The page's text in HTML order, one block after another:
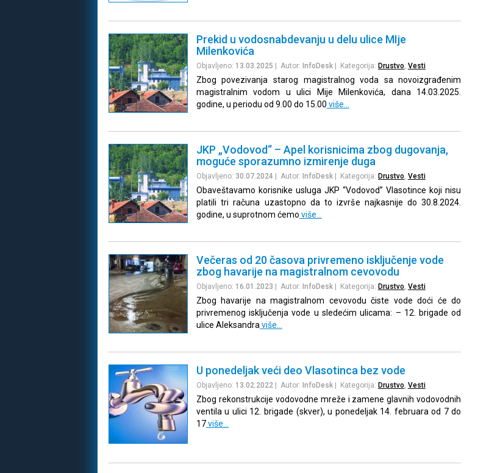
Prekid u vodosnabdevanju u delu ulice MIje
Milenkovića
Objavljeno: 13.03.2025 | Autor: InfoDesk| Kategorija: Drustvo, Vesti
Zbog povezivanja starog magistralnog voda sa novoizgrađenim
magistralnim vodom u ulici Mije Milenkovića, dana 14.03.2025.
godine, u periodu od 9.00 do 15.00 više…
JKP „Vodovod“ – Apel korisnicima zbog dugovanja,
moguće sporazumno izmirenje duga
Objavljeno: 30.07.2024 | Autor: InfoDesk| Kategorija: Drustvo, Vesti
Obaveštavamo korisnike usluga JKP “Vodovod” Vlasotince koji nisu
platili tri računa uzastopno da to izvrše najkasnije do 30.8.2024.
godine, u suprotnom ćemo više…
Večeras od 20 časova privremeno isključenje vode
zbog havarije na magistralnom cevovodu
Objavljeno: 16.01.2023 | Autor: InfoDesk| Kategorija: Drustvo, Vesti
Zbog havarije na magistralnom cevovodu čiste vode doći će do
privremenog isključenja vode u sledećim ulicama: – 12. brigade od
ulice Aleksandraviše…
U ponedeljak veći deo Vlasotinca bez vode
Objavljeno: 13.02.2022| Autor: InfoDesk| Kategorija: Drustvo, Vesti
Zbog rekonstrukcije vodovodne mreže i zamene glavnih vodovodnih
ventila u ulici 12. brigade (skver), u ponedeljak 14. februara od 7 do
17više…